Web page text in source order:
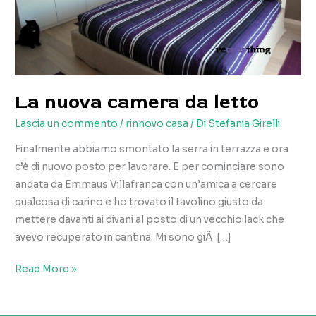
La nuova camera da letto
Lascia un commento / rinnovo casa / Di Stefania Girelli
Finalmente abbiamo smontato la serra in terrazza e ora
c’è di nuovo posto per lavorare. E per cominciare sono
andata da Emmaus Villafranca con un’amica a cercare
qualcosa di carino e ho trovato il tavolino giusto da
mettere davanti ai divani al posto di un vecchio lack che
avevo recuperato in cantina. Mi sono giÃ […]
La
Read More »